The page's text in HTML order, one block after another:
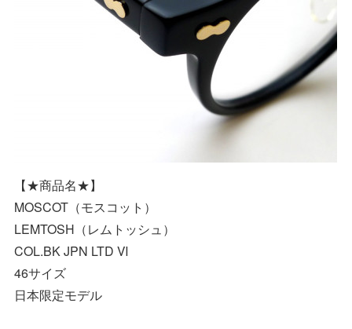
【★商品名★】
MOSCOT（モスコット）
LEMTOSH（レムトッシュ）
COL.BK JPN LTD Ⅵ
46サイズ
日本限定モデル